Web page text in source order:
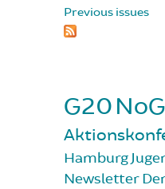
Previous issues
G20
Hamburg
Newsletter